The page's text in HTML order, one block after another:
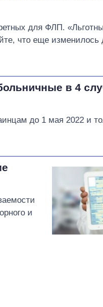
для ФЛП.
что еще изменилось
в 4
до 1 мая 2022 и
и